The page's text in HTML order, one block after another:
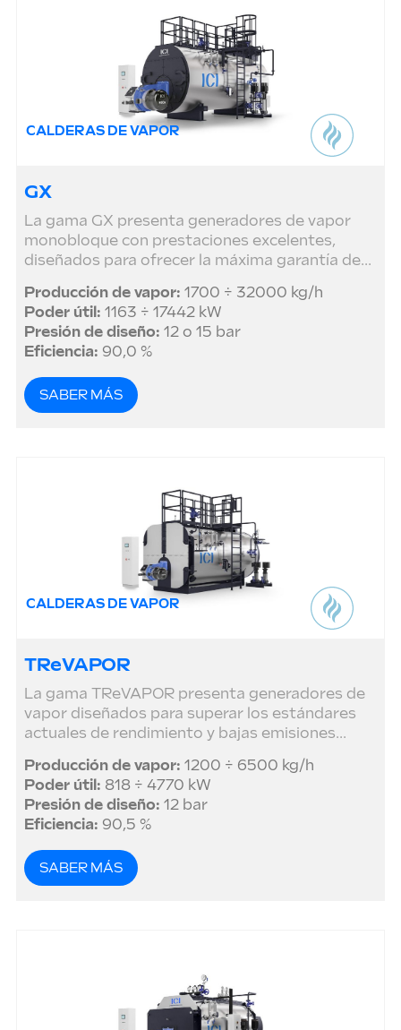
CALDERAS DE VAPOR
GX
La gama GX presenta generadores de vapor
monobloque con prestaciones excelentes,
diseñados para ofrecer la máxima garantía de...
Producción de vapor: 1700 ÷ 32000 kg/h
Poder útil: 1163 ÷ 17442 kW
Presión de diseño: 12 o 15 bar
Eficiencia: 90,0 %
SABER MÁS
CALDERAS DE VAPOR
TReVAPOR
La gama TReVAPOR presenta generadores de
vapor diseñados para superar los estándares
actuales de rendimiento y bajas emisiones...
Producción de vapor: 1200 ÷ 6500 kg/h
Poder útil: 818 ÷ 4770 kW
Presión de diseño: 12 bar
Eficiencia: 90,5 %
SABER MÁS